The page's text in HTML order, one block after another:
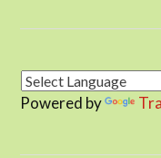
Powered by